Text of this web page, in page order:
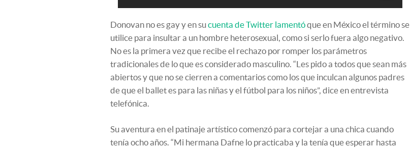
Donovan no es gay y en sucuenta de Twitter lamentóque en México el término se
utilice para insultar a un hombre heterosexual, como si serlo fuera algo negativo.
No es la primera vez que recibe el rechazo por romper los parámetros
tradicionales de lo que es considerado masculino. “Les pido a todos que sean más
abiertos y que no se cierren a comentarios como los que inculcan algunos padres
de que el ballet es para las niñas y el fútbol para los niños”, dice en entrevista
telefónica.
Su aventura en el patinaje artístico comenzó para cortejar a una chica cuando
tenía ocho años. “Mi hermana Dafne lo practicaba y la tenía que esperar hasta